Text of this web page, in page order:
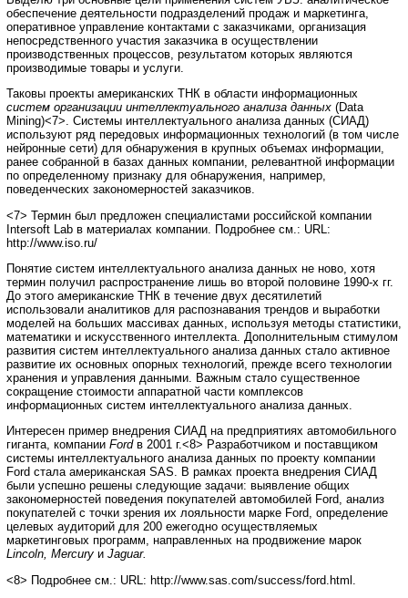
обеспечение деятельности подразделений продаж и маркетинга,
оперативное управление контактами с заказчиками, организация
непосредственного участия заказчика в осуществлении
производственных процессов, результатом которых являются
производимые товары и услуги.
Таковы проекты американских ТНК в области информационных
систем организации интеллектуального анализа данных (Data
Mining)<7>. Системы интеллектуального анализа данных (СИАД)
используют ряд передовых информационных технологий (в том числе
нейронные сети) для обнаружения в крупных объемах информации,
ранее собранной в базах данных компании, релевантной информации
по определенному признаку для обнаружения, например,
поведенческих закономерностей заказчиков.
<7> Термин был предложен специалистами российской компании
Intersoft Lab в материалах компании. Подробнее см.: URL:
http://www.iso.ru/
Понятие систем интеллектуального анализа данных не ново, хотя
термин получил распространение лишь во второй половине 1990-х гг.
До этого американские ТНК в течение двух десятилетий
использовали аналитиков для распознавания трендов и выработки
моделей на больших массивах данных, используя методы статистики,
математики и искусственного интеллекта. Дополнительным стимулом
развития систем интеллектуального анализа данных стало активное
развитие их основных опорных технологий, прежде всего технологии
хранения и управления данными. Важным стало существенное
сокращение стоимости аппаратной части комплексов
информационных систем интеллектуального анализа данных.
Интересен пример внедрения СИАД на предприятиях автомобильного
гиганта, компании Fordв 2001 г.<8> Разработчиком и поставщиком
системы интеллектуального анализа данных по проекту компании
Ford стала американская SAS. В рамках проекта внедрения СИАД
были успешно решены следующие задачи: выявление общих
закономерностей поведения покупателей автомобилей Ford, анализ
покупателей с точки зрения их лояльности марке Ford, определение
целевых аудиторий для 200 ежегодно осуществляемых
маркетинговых программ, направленных на продвижение марок
Lincoln, Mercury и Jaguar.
<8> Подробнее см.: URL: http://www.sas.com/success/ford.html.